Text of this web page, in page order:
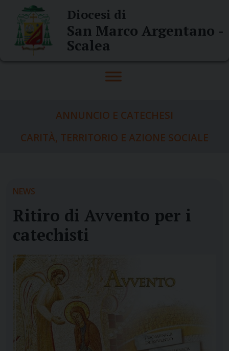
content
Diocesi di
San Marco Argentano -
Scalea
ANNUNCIO E CATECHESI
CARITÀ, TERRITORIO E AZIONE SOCIALE
NEWS
Ritiro di Avvento per i
catechisti